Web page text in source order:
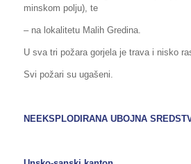
minskom polju), te
– na lokalitetu Malih Gredina.
U sva tri požara gorjela je trava i nisko
Svi požari su ugašeni.
NEEKSPLODIRANA UBOJNA